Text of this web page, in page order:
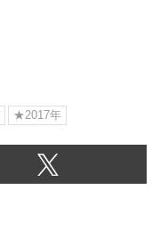
★2017年